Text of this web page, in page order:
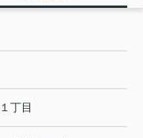
１丁目